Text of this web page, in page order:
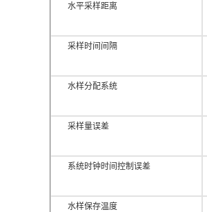
水平采样距离
采样时间间隔
水样分配系统
采样量误差
系统时钟时间控制误差
水样保存温度